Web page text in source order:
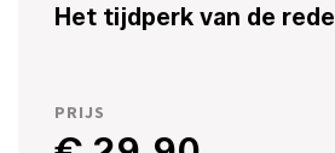
Het tijdperk van de rede
PRIJS